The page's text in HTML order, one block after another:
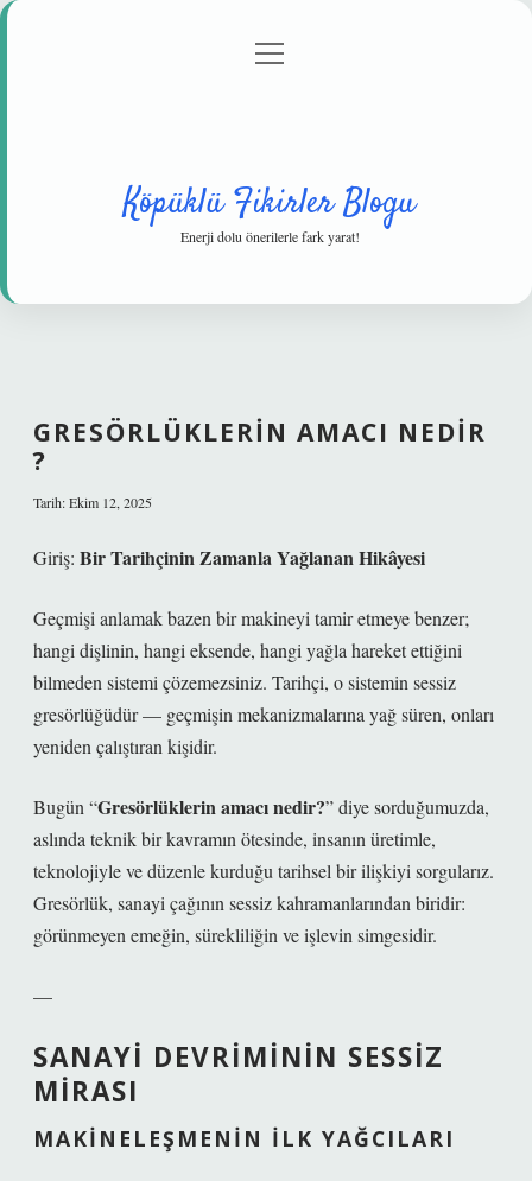
Gizlilik Politikası
menüyü
Köpüklü Fikirler Blogu
Enerji dolu önerilerle fark yarat!
GRESÖRLÜKLERIN AMACI NEDIR
?
Tarih: Ekim 12, 2025
Giriş: Bir Tarihçinin Zamanla Yağlanan Hikâyesi
Geçmişi anlamak bazen bir makineyi tamir etmeye benzer;
hangi dişlinin, hangi eksende, hangi yağla hareket ettiğini
bilmeden sistemi çözemezsiniz. Tarihçi, o sistemin sessiz
gresörlüğüdür— geçmişin mekanizmalarına yağ süren, onları
yeniden çalıştıran kişidir.
Bugün “Gresörlüklerin amacı nedir?” diye sorduğumuzda,
aslında teknik bir kavramın ötesinde, insanın üretimle,
teknolojiyle ve düzenle kurduğu tarihsel bir ilişkiyi sorgularız.
Gresörlük, sanayi çağının sessiz kahramanlarından biridir:
görünmeyen emeğin, sürekliliğin ve işlevin simgesidir.
—
SANAYI DEVRIMININ SESSIZ
MIRASI
MAKINELEŞMENIN İLK YAĞCILARI